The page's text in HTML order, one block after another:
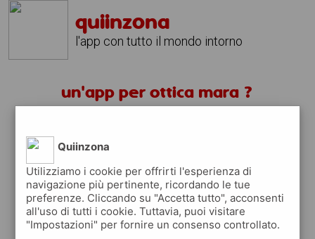
quiinzona
l'app con tutto il mondo intorno
un'app per ottica mara ?
quiinzona è una app
gratuita
che ti aiuta se cerchi 'un'app per ottica
mara ?' e che ti premia ogni volta che la
usi
Quiinzona
Utilizziamo i cookie per offrirti l'esperienza di
navigazione più pertinente, ricordando le tue
preferenze. Cliccando su "Accetta tutto", acconsenti
all'uso di tutti i cookie. Tuttavia, puoi visitare
"Impostazioni" per fornire un consenso controllato.